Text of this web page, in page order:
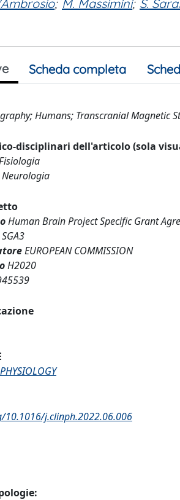
; M. Massimini; S.
Scheda completa
Humans; Transcranial Magnetic
disciplinari dell'articolo (sola
Neurologia
Human Brain Project Specific Grant
EUROPEAN COMMISSION
H2020
j.clinph.2022.06.006